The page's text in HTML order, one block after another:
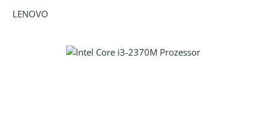
LENOVO
Bildergalerie überspringen